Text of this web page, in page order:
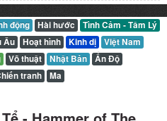
động Hài hước
Tình Cảm - Tâm Lý
Âu Hoạt hình Kinh dị
Việt Nam
Võ thuật Nhật Bản
Ấn Độ
tranh Ma